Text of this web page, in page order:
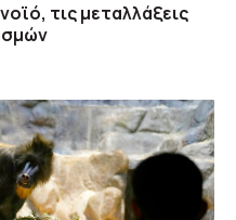
τις μεταλλάξεις